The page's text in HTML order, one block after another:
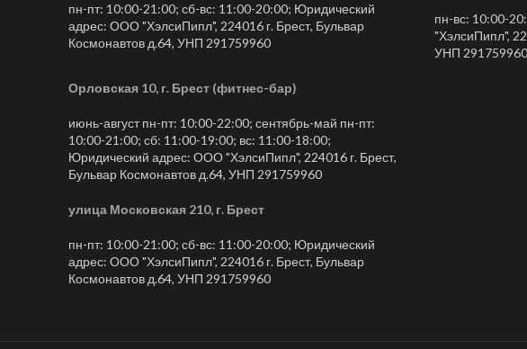
пн-пт: 10:00-21:00; сб-вс: 11:00-20:00; Юридический
адрес: ООО "ХэлсиПипл", 224016 г. Брест, Бульвар
Космонавтов д.64, УНП 291759960
Орловская 10, г. Брест (фитнес-бар)
июнь-август пн-пт: 10:00-22:00; сентябрь-май пн-пт:
10:00-21:00; сб: 11:00-19:00; вс: 11:00-18:00;
Юридический адрес: ООО "ХэлсиПипл", 224016 г. Брест,
Бульвар Космонавтов д.64, УНП 291759960
улица Московская 210, г. Брест
пн-пт: 10:00-21:00; сб-вс: 11:00-20:00; Юридический
адрес: ООО "ХэлсиПипл", 224016 г. Брест, Бульвар
Космонавтов д.64, УНП 291759960
пн-вс: 10:00-
"ХэлсиПипл",
УНП 291759960